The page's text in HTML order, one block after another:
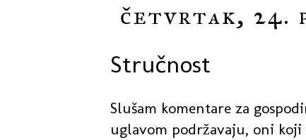
četvrtak, 24.
Stručnost
Slušam komentare za
uglavom podržavaju, oni